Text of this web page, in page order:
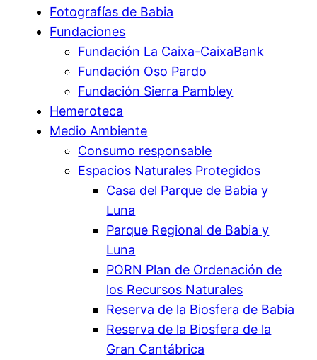
Fotografías de Babia
Fundaciones
Fundación La Caixa-CaixaBank
Fundación Oso Pardo
Fundación Sierra Pambley
Hemeroteca
Medio Ambiente
Consumo responsable
Espacios Naturales Protegidos
Casa del Parque de Babia y
Luna
Parque Regional de Babia y
Luna
PORN Plan de Ordenación de
los Recursos Naturales
Reserva de la Biosfera de Babia
Reserva de la Biosfera de la
Gran Cantábrica